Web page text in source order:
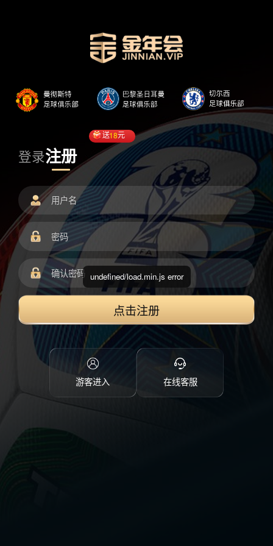
登录注册
送18元
点击注册
游客进入 在线客服
undefined/load.min.js error